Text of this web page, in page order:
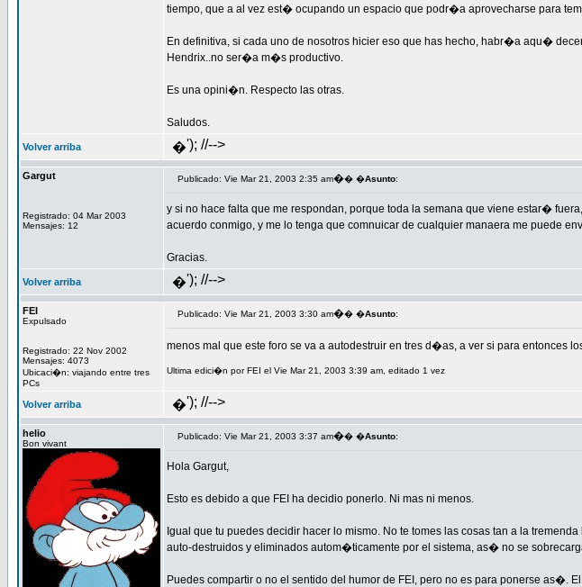
tiempo, que a al vez est� ocupando un espacio que podr�a aprovecharse para
En definitiva, si cada uno de nosotros hicier eso que has hecho, habr�a aqu�
Hendrix..no ser�a m�s productivo.
Es una opini�n. Respecto las otras.
Saludos.
Volver arriba �'); //-->
Gargut
Registrado: 04 Mar 2003
Mensajes: 12
Publicado: Vie Mar 21, 2003 2:35 am�� �Asunto:
y si no hace falta que me respondan, porque toda la semana que viene estar�
acuerdo conmigo, y me lo tenga que comnuicar de cualquier manaera me puede
Gracias.
Volver arriba �'); //-->
FEI
Expulsado
Registrado: 22 Nov 2002
Mensajes: 4073
Ubicaci�n: viajando entre tres
PCs
Publicado: Vie Mar 21, 2003 3:30 am�� �Asunto:
menos mal que este foro se va a autodestruir en tres d�as, a ver si para entonces
Ultima edici�n por FEI el Vie Mar 21, 2003 3:39 am, editado 1 vez
Volver arriba �'); //-->
helio
Bon vivant
Publicado: Vie Mar 21, 2003 3:37 am�� �Asunto:
Hola Gargut,
Esto es debido a que FEI ha decidio ponerlo. Ni mas ni menos.
Igual que tu puedes decidir hacer lo mismo. No te tomes las cosas tan a la
auto-destruidos y eliminados autom�ticamente por el sistema, as� no se
Puedes compartir o no el sentido del humor de FEI, pero no es para ponerse as�.